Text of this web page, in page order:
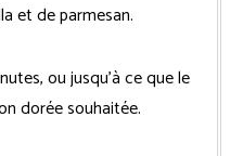
et de parmesan.
ou jusqu’à ce que le
dorée souhaitée.